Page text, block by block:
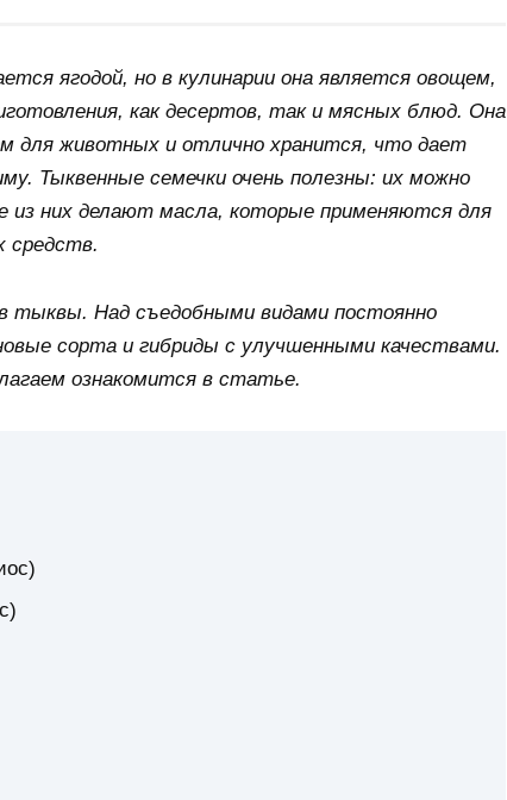
ягодой, но в кулинарии она является овощем,
как десертов, так и мясных блюд. Она
для животных и отлично хранится, что дает
Тыквенные семечки очень полезны: их можно
из них делают масла, которые применяются для
средств.
тыквы. Над съедобными видами постоянно
сорта и гибриды с улучшенными качествами.
ознакомится в статье.